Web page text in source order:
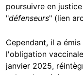
poursuivre en
"défenseurs" (lien
Cependant, il a
l'obligation
janvier 2025,